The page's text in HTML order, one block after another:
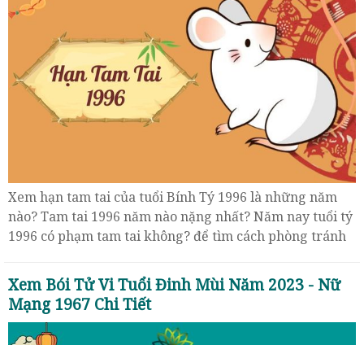
Xem hạn tam tai của tuổi Bính Tý 1996 là những năm
nào? Tam tai 1996 năm nào nặng nhất? Năm nay tuổi tý
1996 có phạm tam tai không? để tìm cách phòng tránh
Xem Bói Tử Vi Tuổi Đinh Mùi Năm 2023 - Nữ
Mạng 1967 Chi Tiết